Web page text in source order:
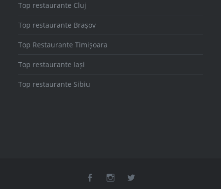
Top restaurante Cluj
Top restaurante Brașov
Top Restaurante Timișoara
Top restaurante Iași
Top restaurante Sibiu
facebookinstagram